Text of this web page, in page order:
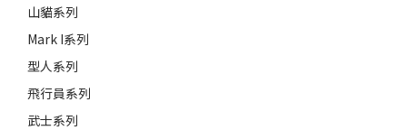
山貓系列
Mark I系列
型人系列
飛行員系列
武士系列